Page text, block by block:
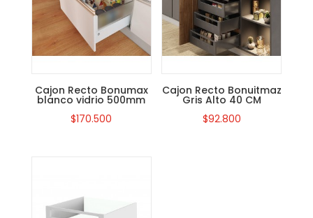
Cajon Recto Bonumax
blanco vidrio 500mm
$170.500
Cajon Recto Bonuitmaz
Gris Alto 40 CM
$92.800